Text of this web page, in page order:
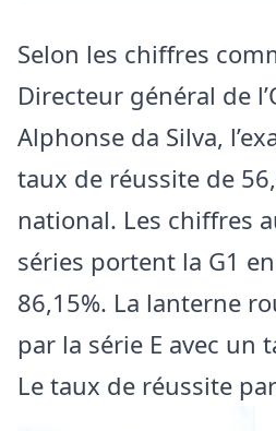
Selon les chiffres
Directeur général de
Alphonse da Silva,
taux de réussite de
national. Les chiffres
séries portent la G1
86,15%. La lanterne
par la série E avec un
Le taux de réussite